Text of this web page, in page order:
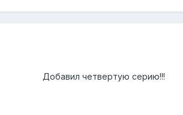
Добавил четвертую серию!!!